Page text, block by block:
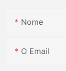
Nome
O Email